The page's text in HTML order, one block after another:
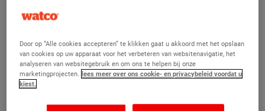
Door op “Alle cookies accepteren” te klikken gaat u akkoord met het opslaan
van cookies op uw apparaat voor het verbeteren van websitenavigatie, het
analyseren van websitegebruik en om ons te helpen bij onze
marketingprojecten. lees meer over ons cookie- en privacybeleid voordat u
kiest.